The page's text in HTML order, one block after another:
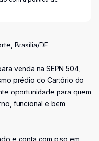
Brasília/DF
venda na SEPN 504,
prédio do Cartório do
oportunidade para quem
funcional e bem
e conta com piso em